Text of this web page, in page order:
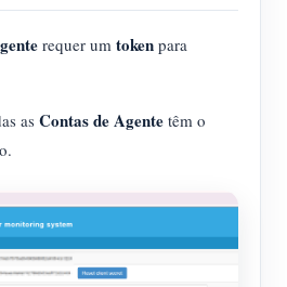
requer um token para
asContas de Agente têm o